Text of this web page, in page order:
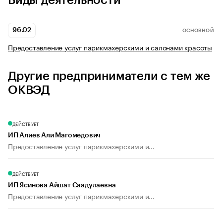
96.02 ОСНОВНОЙ
Предоставление услуг парикмахерскими и салонами красоты
Другие предприниматели с тем же
ОКВЭД
ДЕЙСТВУЕТ
ИП Алиев Али Магомедович
Предоставление услуг парикмахерскими и...
ДЕЙСТВУЕТ
ИП Ясинова Айшат Саадулаевна
Предоставление услуг парикмахерскими и...